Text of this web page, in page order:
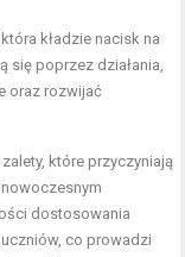
kładzie nacisk na
się poprzez działania,
oraz rozwijać
które przyczyniają
dostosowania
co prowadzi